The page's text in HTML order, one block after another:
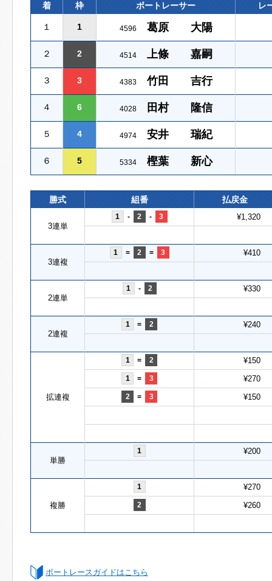
着 枠 ボートレーサー レ
１ 1 4596 葛原 大陽
２ 2 4514 上條 嘉嗣
３ 3 4383 竹田 吉行
４ 6 4028 田村 隆信
５ 4 4974 安井 瑞紀
６ 5 5334 樫葉 新心
勝式 組番 払戻金
3連単
1 - 2 - 3 ¥1,320
3連複
1 = 2 = 3 ¥410
2連単
1 - 2 ¥330
2連複
1 = 2 ¥240
拡連複
1 = 2 ¥150
1 = 3 ¥270
2 = 3 ¥150
単勝
1 ¥200
複勝
1 ¥270
2 ¥260
ボートレースガイドはこちら